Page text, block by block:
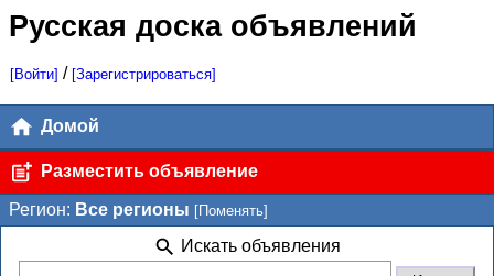
Русская доска объявлений
[Войти] / [Зарегистрироваться]
Домой
Разместить объявление
Регион: Все регионы [Поменять]
Искать объявления